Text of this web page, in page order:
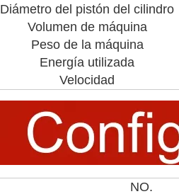
Diámetro del pistón del cilindro
Volumen de máquina
Peso de la máquina
Energía utilizada
Velocidad
NO.